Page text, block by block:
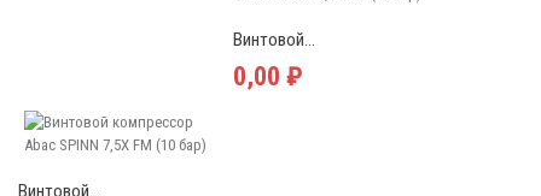
Винтовой...
0,00 ₽
Винтовой...